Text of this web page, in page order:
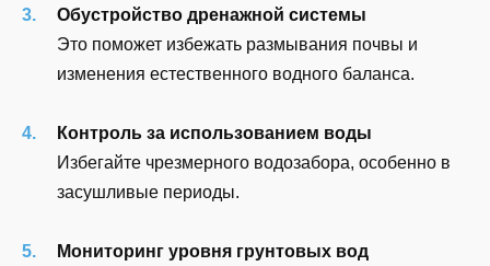
Обустройство дренажной системы
Это поможет избежать размывания почвы и
изменения естественного водного баланса.
Контроль за использованием воды
Избегайте чрезмерного водозабора, особенно в
засушливые периоды.
Мониторинг уровня грунтовых вод